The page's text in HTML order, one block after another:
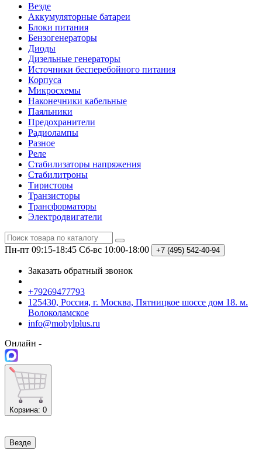
Везде
Аккумуляторные батареи
Блоки питания
Бензогенераторы
Диоды
Дизельные генераторы
Источники бесперебойного питания
Корпуса
Микросхемы
Наконечники кабельные
Паяльники
Предохранители
Радиолампы
Разное
Реле
Стабилизаторы напряжения
Стабилитроны
Тиристоры
Транзисторы
Трансформаторы
Электродвигатели
Пн-пт 09:15-18:45 Сб-вс 10:00-18:00 +7 (495) 542-40-94
Заказать обратный звонок
+79269477793
125430, Россия, г. Москва, Пятницкое шоссе дом 18. м.
Волоколамское
info@mobylplus.ru
Онлайн -
Корзина: 0
Везде